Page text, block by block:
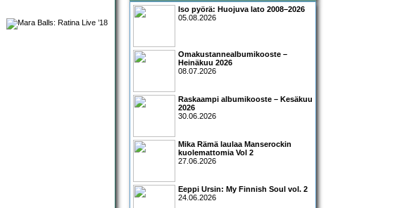
Iso pyörä: Huojuva lato 2008–2026
05.08.2026
Omakustannealbumikooste –
Heinäkuu 2026
08.07.2026
Raskaampi albumikooste – Kesäkuu
2026
30.06.2026
Mika Rämä laulaa Manserockin
kuolemattomia Vol 2
27.06.2026
Eeppi Ursin: My Finnish Soul vol. 2
24.06.2026